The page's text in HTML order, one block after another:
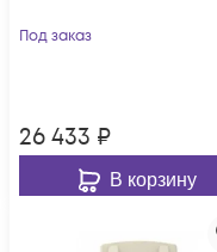
Под заказ
26 433 ₽
В корзину